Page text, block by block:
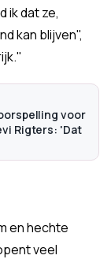
ik dat ze,
kan blijven",
voor
Rigters: 'Dat
en hechte
veel